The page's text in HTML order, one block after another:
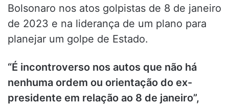
Bolsonaro nos atos golpistas de 8 de janeiro
de 2023 e na liderança de um plano para
planejar um golpe de Estado.
“É incontroverso nos autos que não há
nenhuma ordem ou orientação do ex-
presidente em relação ao 8 de janeiro”,